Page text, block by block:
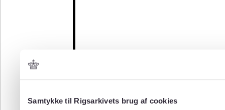
Samtykke til Rigsarkivets brug af cookies